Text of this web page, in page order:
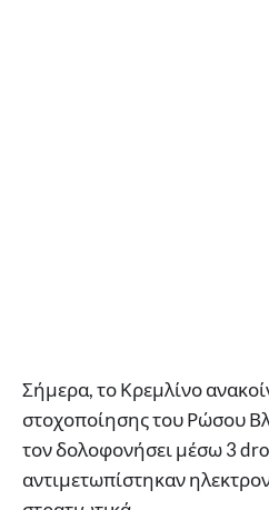
Σήμερα, το Κρεμλίνο
στοχοποίησης του Ρώσου
τον δολοφονήσει μέσω 3
αντιμετωπίστηκαν